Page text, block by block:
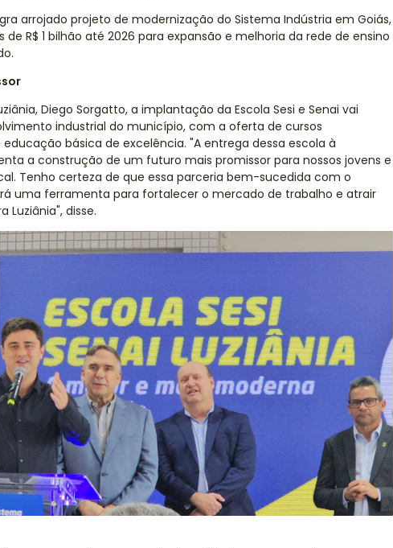
arrojado projeto de modernização do Sistema Indústria em Goiás,
de R$ 1 bilhão até 2026 para expansão e melhoria da rede de ensino
Diego Sorgatto, a implantação da Escola Sesi e Senai vai
industrial do município, com a oferta de cursos
básica de excelência. "A entrega dessa escola à
a construção de um futuro mais promissor para nossos jovens e
Tenho certeza de que essa parceria bem-sucedida com o
uma ferramenta para fortalecer o mercado de trabalho e atrair
Luziânia", disse.